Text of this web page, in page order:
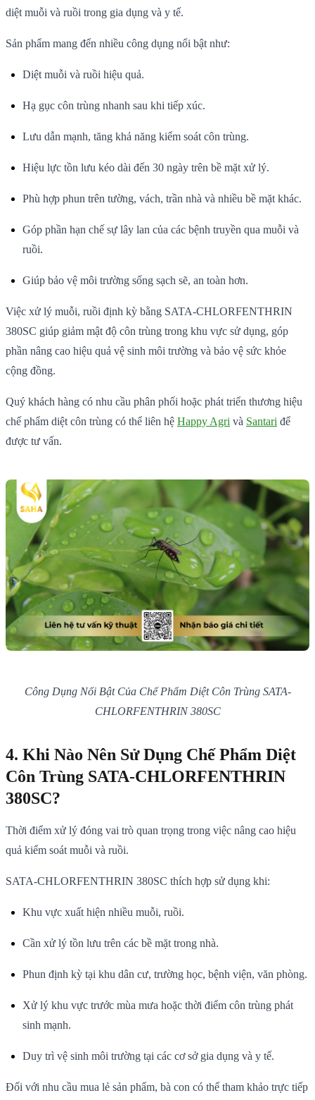
diệt muỗi và ruồi trong gia dụng và y tế.
Sản phẩm mang đến nhiều công dụng nổi bật như:
Diệt muỗi và ruồi hiệu quả.
Hạ gục côn trùng nhanh sau khi tiếp xúc.
Lưu dẫn mạnh, tăng khả năng kiểm soát côn trùng.
Hiệu lực tồn lưu kéo dài đến 30 ngày trên bề mặt xử lý.
Phù hợp phun trên tường, vách, trần nhà và nhiều bề mặt khác.
Góp phần hạn chế sự lây lan của các bệnh truyền qua muỗi và
ruồi.
Giúp bảo vệ môi trường sống sạch sẽ, an toàn hơn.
Việc xử lý muỗi, ruồi định kỳ bằng SATA-CHLORFENTHRIN
380SC giúp giảm mật độ côn trùng trong khu vực sử dụng, góp
phần nâng cao hiệu quả vệ sinh môi trường và bảo vệ sức khỏe
cộng đồng.
Quý khách hàng có nhu cầu phân phối hoặc phát triển thương hiệu
chế phẩm diệt côn trùng có thể liên hệ Happy Agri và Santari để
được tư vấn.
Công Dụng Nổi Bật Của Chế Phẩm Diệt Côn Trùng SATA-
CHLORFENTHRIN 380SC
4. Khi Nào Nên Sử Dụng Chế Phẩm Diệt
Côn Trùng SATA-CHLORFENTHRIN
380SC?
Thời điểm xử lý đóng vai trò quan trọng trong việc nâng cao hiệu
quả kiểm soát muỗi và ruồi.
SATA-CHLORFENTHRIN 380SC thích hợp sử dụng khi:
Khu vực xuất hiện nhiều muỗi, ruồi.
Cần xử lý tồn lưu trên các bề mặt trong nhà.
Phun định kỳ tại khu dân cư, trường học, bệnh viện, văn phòng.
Xử lý khu vực trước mùa mưa hoặc thời điểm côn trùng phát
sinh mạnh.
Duy trì vệ sinh môi trường tại các cơ sở gia dụng và y tế.
Đối với nhu cầu mua lẻ sản phẩm, bà con có thể tham khảo trực tiếp